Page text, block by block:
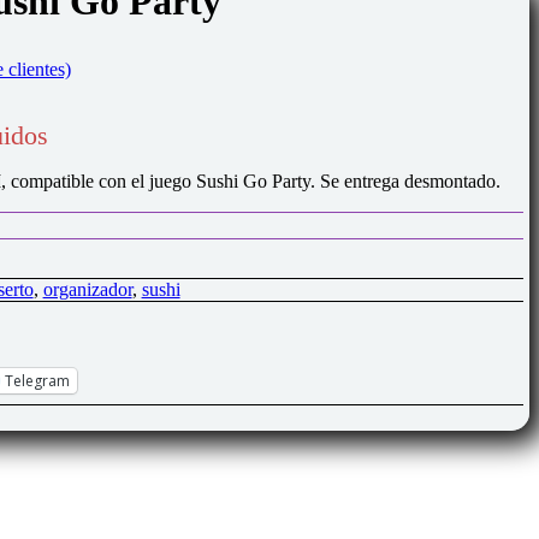
clientes)
con el juego Sushi Go Party. Se entrega desmontado.
, organizador, sushi
Telegram